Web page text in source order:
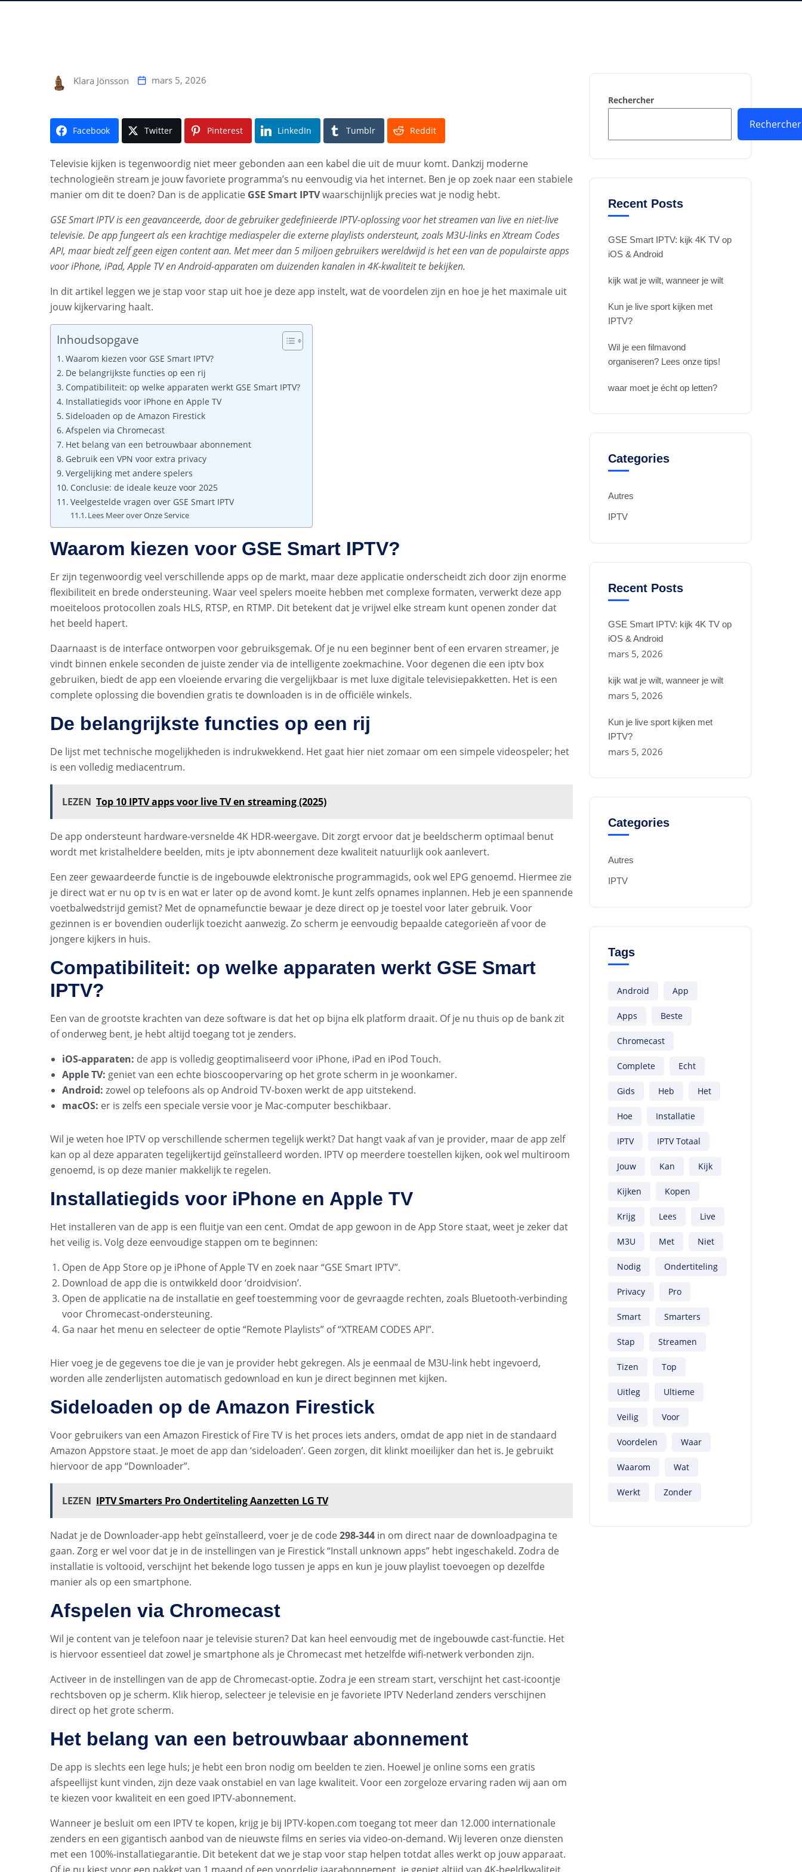
Klara Jönsson mars 5, 2026
Facebook Twitter Pinterest LinkedIn Tumblr Reddit
Televisie kijken is tegenwoordig niet meer gebonden aan een kabel die uit de muur komt. Dankzij moderne
technologieën stream je jouw favoriete programma’s nu eenvoudig via het internet. Ben je op zoek naar een stabiele
manier om dit te doen? Dan is de applicatie GSE Smart IPTVwaarschijnlijk precies wat je nodig hebt.
GSE Smart IPTV is een geavanceerde, door de gebruiker gedefinieerde IPTV-oplossing voor het streamen van live en niet-live
televisie. De app fungeert als een krachtige mediaspeler die externe playlists ondersteunt, zoals M3U-links en Xtream Codes
API, maar biedt zelf geen eigen content aan. Met meer dan 5 miljoen gebruikers wereldwijd is het een van de populairste apps
voor iPhone, iPad, Apple TV en Android-apparaten om duizenden kanalen in 4K-kwaliteit te bekijken.
In dit artikel leggen we je stap voor stap uit hoe je deze app instelt, wat de voordelen zijn en hoe je het maximale uit
jouw kijkervaring haalt.
Inhoudsopgave
Waarom kiezen voor GSE Smart IPTV?
De belangrijkste functies op een rij
Compatibiliteit: op welke apparaten werkt GSE Smart IPTV?
Installatiegids voor iPhone en Apple TV
Sideloaden op de Amazon Firestick
Afspelen via Chromecast
Het belang van een betrouwbaar abonnement
Gebruik een VPN voor extra privacy
Vergelijking met andere spelers
Conclusie: de ideale keuze voor 2025
Veelgestelde vragen over GSE Smart IPTV
Lees Meer over Onze Service
Waarom kiezen voor GSE Smart IPTV?
Er zijn tegenwoordig veel verschillende apps op de markt, maar deze applicatie onderscheidt zich door zijn enorme
flexibiliteit en brede ondersteuning. Waar veel spelers moeite hebben met complexe formaten, verwerkt deze app
moeiteloos protocollen zoals HLS, RTSP, en RTMP. Dit betekent dat je vrijwel elke stream kunt openen zonder dat
het beeld hapert.
Daarnaast is de interface ontworpen voor gebruiksgemak. Of je nu een beginner bent of een ervaren streamer, je
vindt binnen enkele seconden de juiste zender via de intelligente zoekmachine. Voor degenen die een iptv box
gebruiken, biedt de app een vloeiende ervaring die vergelijkbaar is met luxe digitale televisiepakketten. Het is een
complete oplossing die bovendien gratis te downloaden is in de officiële winkels.
De belangrijkste functies op een rij
De lijst met technische mogelijkheden is indrukwekkend. Het gaat hier niet zomaar om een simpele videospeler; het
is een volledig mediacentrum.
LEZEN Top 10 IPTV apps voor live TV en streaming (2025)
De app ondersteunt hardware-versnelde 4K HDR-weergave. Dit zorgt ervoor dat je beeldscherm optimaal benut
wordt met kristalheldere beelden, mits je iptv abonnement deze kwaliteit natuurlijk ook aanlevert.
Een zeer gewaardeerde functie is de ingebouwde elektronische programmagids, ook wel EPG genoemd. Hiermee zie
je direct wat er nu op tv is en wat er later op de avond komt. Je kunt zelfs opnames inplannen. Heb je een spannende
voetbalwedstrijd gemist? Met de opnamefunctie bewaar je deze direct op je toestel voor later gebruik. Voor
gezinnen is er bovendien ouderlijk toezicht aanwezig. Zo scherm je eenvoudig bepaalde categorieën af voor de
jongere kijkers in huis.
Compatibiliteit: op welke apparaten werkt GSE Smart
IPTV?
Een van de grootste krachten van deze software is dat het op bijna elk platform draait. Of je nu thuis op de bank zit
of onderweg bent, je hebt altijd toegang tot je zenders.
iOS-apparaten: de app is volledig geoptimaliseerd voor iPhone, iPad en iPod Touch.
Apple TV: geniet van een echte bioscoopervaring op het grote scherm in je woonkamer.
Android: zowel op telefoons als op Android TV-boxen werkt de app uitstekend.
macOS: er is zelfs een speciale versie voor je Mac-computer beschikbaar.
Wil je weten hoe IPTV op verschillende schermen tegelijk werkt? Dat hangt vaak af van je provider, maar de app zelf
kan op al deze apparaten tegelijkertijd geïnstalleerd worden. IPTV op meerdere toestellen kijken, ook wel multiroom
genoemd, is op deze manier makkelijk te regelen.
Installatiegids voor iPhone en Apple TV
Het installeren van de app is een fluitje van een cent. Omdat de app gewoon in de App Store staat, weet je zeker dat
het veilig is. Volg deze eenvoudige stappen om te beginnen:
Open de App Store op je iPhone of Apple TV en zoek naar “GSE Smart IPTV”.
Download de app die is ontwikkeld door ‘droidvision’.
Open de applicatie na de installatie en geef toestemming voor de gevraagde rechten, zoals Bluetooth-verbinding
voor Chromecast-ondersteuning.
Ga naar het menu en selecteer de optie “Remote Playlists” of “XTREAM CODES API”.
Hier voeg je de gegevens toe die je van je provider hebt gekregen. Als je eenmaal de M3U-link hebt ingevoerd,
worden alle zenderlijsten automatisch gedownload en kun je direct beginnen met kijken.
Sideloaden op de Amazon Firestick
Voor gebruikers van een Amazon Firestick of Fire TV is het proces iets anders, omdat de app niet in de standaard
Amazon Appstore staat. Je moet de app dan ‘sideloaden’. Geen zorgen, dit klinkt moeilijker dan het is. Je gebruikt
hiervoor de app “Downloader”.
LEZEN IPTV Smarters Pro Ondertiteling Aanzetten LG TV
Nadat je de Downloader-app hebt geïnstalleerd, voer je de code298-344 in om direct naar de downloadpagina te
gaan. Zorg er wel voor dat je in de instellingen van je Firestick “Install unknown apps” hebt ingeschakeld. Zodra de
installatie is voltooid, verschijnt het bekende logo tussen je apps en kun je jouw playlist toevoegen op dezelfde
manier als op een smartphone.
Afspelen via Chromecast
Wil je content van je telefoon naar je televisie sturen? Dat kan heel eenvoudig met de ingebouwde cast-functie. Het
is hiervoor essentieel dat zowel je smartphone als je Chromecast met hetzelfde wifi-netwerk verbonden zijn.
Activeer in de instellingen van de app de Chromecast-optie. Zodra je een stream start, verschijnt het cast-icoontje
rechtsboven op je scherm. Klik hierop, selecteer je televisie en je favoriete IPTV Nederland zenders verschijnen
direct op het grote scherm.
Het belang van een betrouwbaar abonnement
De app is slechts een lege huls; je hebt een bron nodig om beelden te zien. Hoewel je online soms een gratis
afspeellijst kunt vinden, zijn deze vaak onstabiel en van lage kwaliteit. Voor een zorgeloze ervaring raden wij aan om
te kiezen voor kwaliteit en een goed IPTV-abonnement.
Wanneer je besluit om een IPTV te kopen, krijg je bij IPTV-kopen.com toegang tot meer dan 12.000 internationale
zenders en een gigantisch aanbod van de nieuwste films en series via video-on-demand. Wij leveren onze diensten
met een 100%-installatiegarantie. Dit betekent dat we je stap voor stap helpen totdat alles werkt op jouw apparaat.
Rechercher
Rechercher
Recent Posts
GSE Smart IPTV: kijk 4K TV op
iOS & Android
kijk wat je wilt, wanneer je wilt
Kun je live sport kijken met
IPTV?
Wil je een filmavond
organiseren? Lees onze tips!
waar moet je écht op letten?
Categories
Autres
IPTV
Recent Posts
GSE Smart IPTV: kijk 4K TV op
iOS & Android
mars 5, 2026
kijk wat je wilt, wanneer je wilt
mars 5, 2026
Kun je live sport kijken met
IPTV?
mars 5, 2026
Categories
Autres
IPTV
Tags
Android App
Apps Beste
Chromecast
Complete Echt
Gids Heb Het
Hoe Installatie
IPTV IPTV Totaal
Jouw Kan Kijk
Kijken Kopen
Krijg Lees Live
M3U Met Niet
Nodig Ondertiteling
Privacy Pro
Smart Smarters
Stap Streamen
Tizen Top
Uitleg Ultieme
Veilig Voor
Voordelen Waar
Waarom Wat
Werkt Zonder